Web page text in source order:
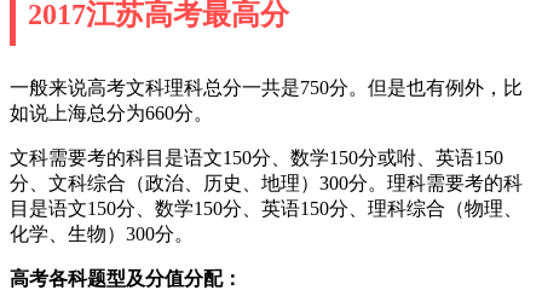
2017江苏高考最高分
一般来说高考文科理科总分一共是750分。但是也有例外，比
如说上海总分为660分。
文科需要考的科目是语文150分、数学150分或咐、英语150
分、文科综合（政治、历史、地理）300分。理科需要考的科
目是语文150分、数学150分、英语150分、理科综合（物理、
化学、生物）300分。
高考各科题型及分值分配：